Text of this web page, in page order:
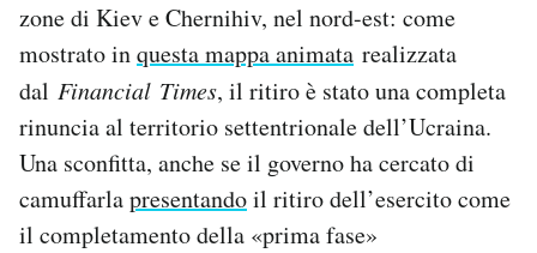
zone di Kiev e Chernihiv, nel nord-est: come
mostrato inquesta mappa animata realizzata
dal Financial Times, il ritiro è stato una completa
rinuncia al territorio settentrionale dell’Ucraina.
Una sconfitta, anche se il governo ha cercato di
camuffarlapresentandoil ritiro dell’esercito come
il completamento della «prima fase»